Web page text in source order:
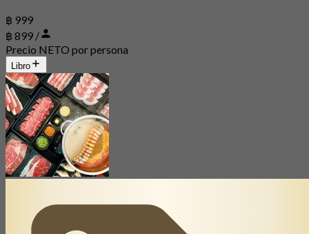
฿ 999
฿ 899 /
Precio NETO por persona
Libro